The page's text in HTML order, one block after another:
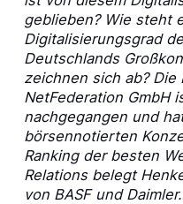
geblieben? Wie steht
Digitalisierungsgrad
Deutschlands
zeichnen sich ab?
NetFederation GmbH
nachgegangen und
börsennotierten
Ranking der besten
Relations belegt
von BASF und Daimler.